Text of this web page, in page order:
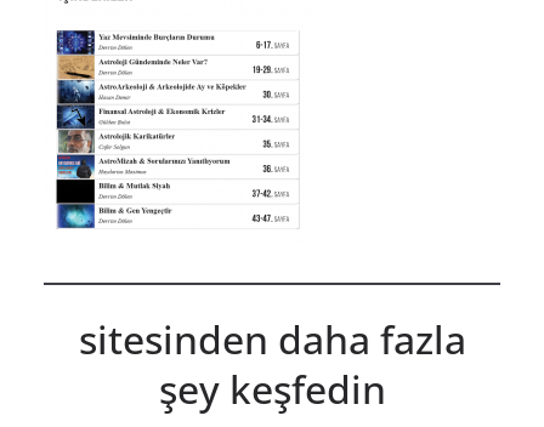
sitesinden daha fazla
şey keşfedin